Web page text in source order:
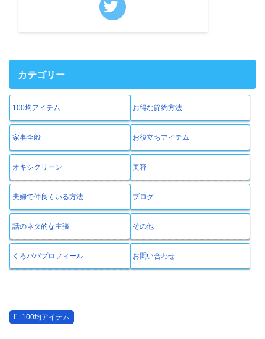
カテゴリー
100均アイテム お得な節約方法
家事全般 お役立ちアイテム
オキシクリーン 美容
夫婦で仲良くいる方法 ブログ
話のネタ的な主張 その他
くろパパプロフィール お問い合わせ
100均アイテム